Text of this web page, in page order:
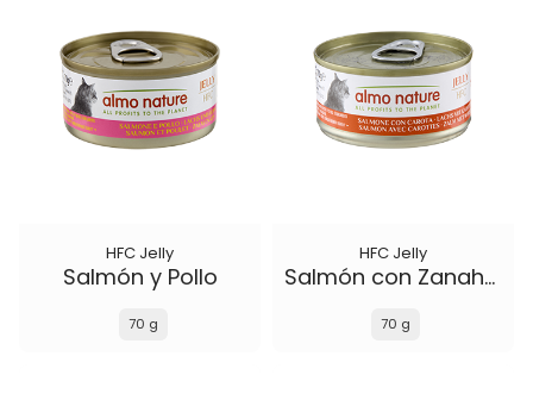
HFC Jelly
Salmón y Pollo
70 g
HFC Jelly
Salmón con Zanahoria
70 g